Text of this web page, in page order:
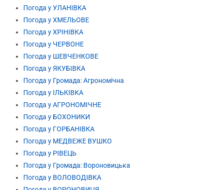
Погода у УЛАНІВКА
Погода у ХМЕЛЬОВЕ
Погода у ХРІНІВКА
Погода у ЧЕРВОНЕ
Погода у ШЕВЧЕНКОВЕ
Погода у ЯКУБІВКА
Погода у Громада: Агрономічна
Погода у ІЛЬКІВКА
Погода у АГРОНОМІЧНЕ
Погода у БОХОНИКИ
Погода у ГОРБАНІВКА
Погода у МЕДВЕЖЕ ВУШКО
Погода у РІВЕЦЬ
Погода у Громада: Вороновицька
Погода у ВОЛОВОДІВКА